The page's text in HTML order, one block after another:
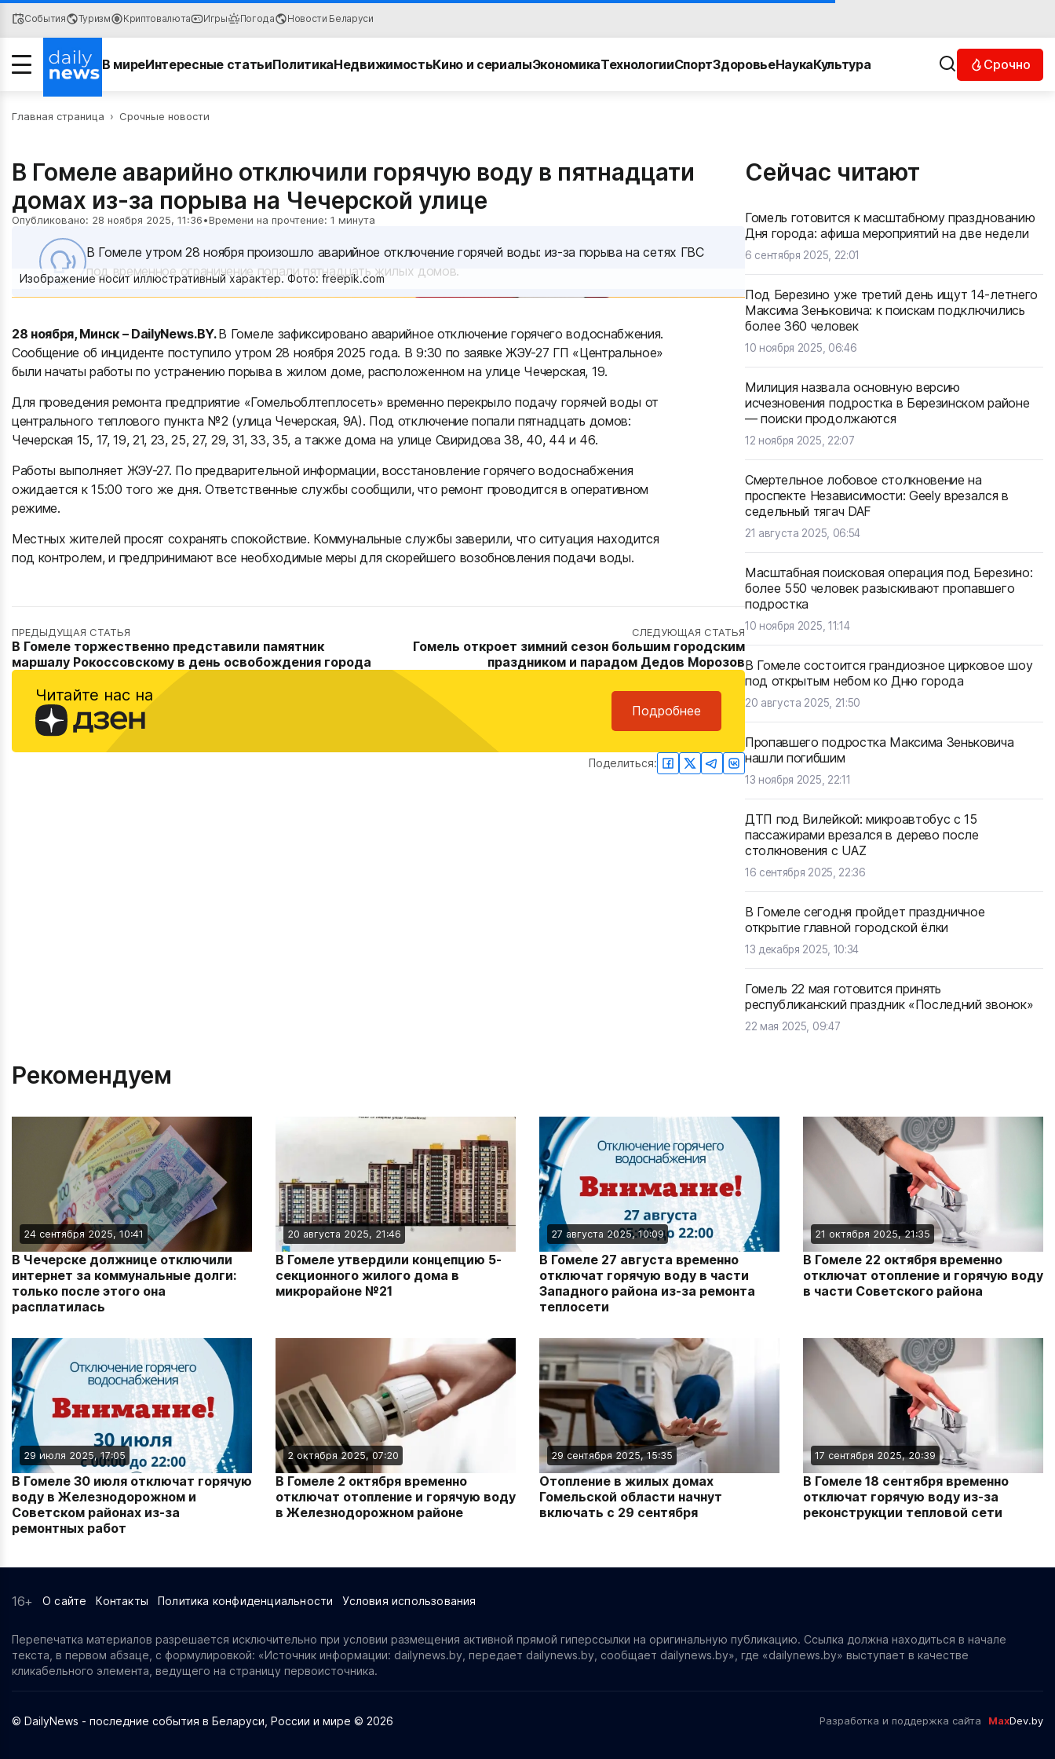
События Туризм Криптовалюта Игры Погода Новости Беларуси
В миреИнтересные статьиПолитикаНедвижимостьКино и сериалыЭкономикаТехнологииСпортЗдоровьеНаукаКультура
ПроисшествияАвто
Срочно
Главная страница › Срочные новости
В Гомеле аварийно отключили горячую воду в пятнадцати
домах из-за порыва на Чечерской улице
Опубликовано: 28 ноября 2025, 11:36•Времени на прочтение: 1 минута
В Гомеле утром 28 ноября произошло аварийное отключение горячей воды: из-за порыва на сетях ГВС
под временное ограничение попали пятнадцать жилых домов.
Изображение носит иллюстративный характер. Фото: freepik.com
28 ноября, Минск – DailyNews.BY.В Гомеле зафиксировано аварийное отключение горячего водоснабжения.
Сообщение об инциденте поступило утром 28 ноября 2025 года. В 9:30 по заявке ЖЭУ-27 ГП «Центральное»
были начаты работы по устранению порыва в жилом доме, расположенном на улице Чечерская, 19.
Для проведения ремонта предприятие «Гомельоблтеплосеть» временно перекрыло подачу горячей воды от
центрального теплового пункта №2 (улица Чечерская, 9А). Под отключение попали пятнадцать домов:
Чечерская 15, 17, 19, 21, 23, 25, 27, 29, 31, 33, 35, а также дома на улице Свиридова 38, 40, 44 и 46.
Работы выполняет ЖЭУ-27. По предварительной информации, восстановление горячего водоснабжения
ожидается к 15:00 того же дня. Ответственные службы сообщили, что ремонт проводится в оперативном
режиме.
Местных жителей просят сохранять спокойствие. Коммунальные службы заверили, что ситуация находится
под контролем, и предпринимают все необходимые меры для скорейшего возобновления подачи воды.
ПРЕДЫДУЩАЯ СТАТЬЯ
В Гомеле торжественно представили памятник
маршалу Рокоссовскому в день освобождения города
СЛЕДУЮЩАЯ СТАТЬЯ
Гомель откроет зимний сезон большим городским
праздником и парадом Дедов Морозов
Читайте нас на
Подробнее
Поделиться:
Сейчас читают
Гомель готовится к масштабному празднованию
Дня города: афиша мероприятий на две недели
6 сентября 2025, 22:01
Под Березино уже третий день ищут 14-летнего
Максима Зеньковича: к поискам подключились
более 360 человек
10 ноября 2025, 06:46
Милиция назвала основную версию
исчезновения подростка в Березинском районе
— поиски продолжаются
12 ноября 2025, 22:07
Смертельное лобовое столкновение на
проспекте Независимости: Geely врезался в
седельный тягач DAF
21 августа 2025, 06:54
Масштабная поисковая операция под Березино:
более 550 человек разыскивают пропавшего
подростка
10 ноября 2025, 11:14
В Гомеле состоится грандиозное цирковое шоу
под открытым небом ко Дню города
20 августа 2025, 21:50
Пропавшего подростка Максима Зеньковича
нашли погибшим
13 ноября 2025, 22:11
ДТП под Вилейкой: микроавтобус с 15
пассажирами врезался в дерево после
столкновения с UAZ
16 сентября 2025, 22:36
В Гомеле сегодня пройдет праздничное
открытие главной городской ёлки
13 декабря 2025, 10:34
Гомель 22 мая готовится принять
республиканский праздник «Последний звонок»
22 мая 2025, 09:47
Рекомендуем
24 сентября 2025, 10:41
В Чечерске должнице отключили
интернет за коммунальные долги:
только после этого она
расплатилась
20 августа 2025, 21:46
В Гомеле утвердили концепцию 5-
секционного жилого дома в
микрорайоне №21
27 августа 2025, 10:09
В Гомеле 27 августа временно
отключат горячую воду в части
Западного района из-за ремонта
теплосети
21 октября 2025, 21:35
В Гомеле 22 октября временно
отключат отопление и горячую воду
в части Советского района
29 июля 2025, 17:05
В Гомеле 30 июля отключат горячую
воду в Железнодорожном и
Советском районах из‑за
ремонтных работ
2 октября 2025, 07:20
В Гомеле 2 октября временно
отключат отопление и горячую воду
в Железнодорожном районе
29 сентября 2025, 15:35
Отопление в жилых домах
Гомельской области начнут
включать с 29 сентября
17 сентября 2025, 20:39
В Гомеле 18 сентября временно
отключат горячую воду из-за
реконструкции тепловой сети
16+ О сайте Контакты Политика конфиденциальности Условия использования
Перепечатка материалов разрешается исключительно при условии размещения активной прямой гиперссылки на оригинальную публикацию. Ссылка должна находиться в начале
текста, в первом абзаце, с формулировкой: «Источник информации: dailynews.by, передает dailynews.by, сообщает dailynews.by», где «dailynews.by» выступает в качестве
кликабельного элемента, ведущего на страницу первоисточника.
© DailyNews - последние события в Беларуси, России и мире © 2026 Разработка и поддержка сайта MaxDev.by